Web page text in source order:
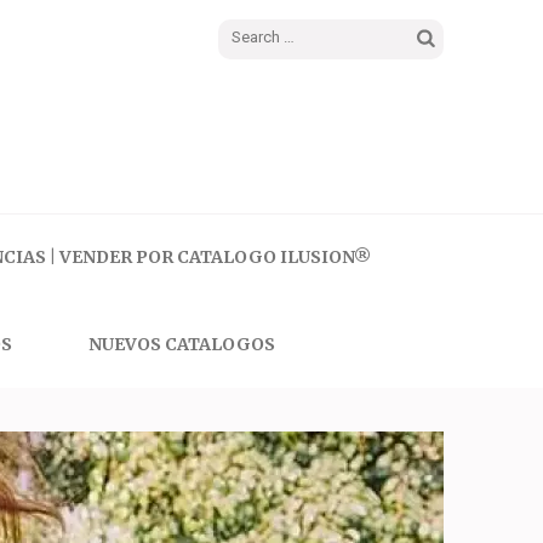
Search
| VENDER POR CATALOGO ILUSION®
NUEVOS CATALOGOS